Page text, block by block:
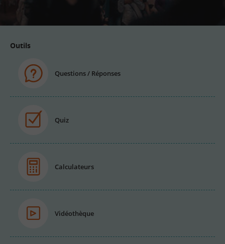
Outils
Questions / Réponses
Quiz
Calculateurs
Vidéothèque